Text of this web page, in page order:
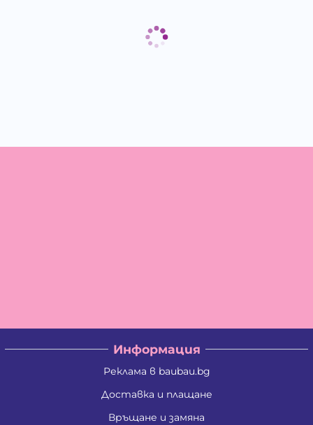
Информация
Реклама в baubau.bg
Доставка и плащане
Връщане и замяна